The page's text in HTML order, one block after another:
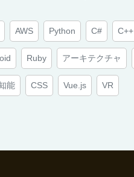
AWS Python C# C++
Ruby アーキテクチャ
能 CSS Vue.js VR